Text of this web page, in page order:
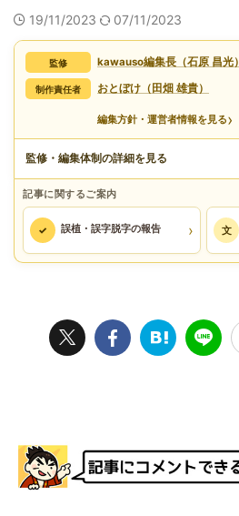
19/11/2023 07/11/2023
監修 kawauso編集長（石原 昌光）
制作責任者 おとぼけ（田畑 雄貴）
編集方針・運営者情報を見る›
監修・編集体制の詳細を見る
記事に関するご案内
✓ 誤植・誤字脱字の報告 › 文